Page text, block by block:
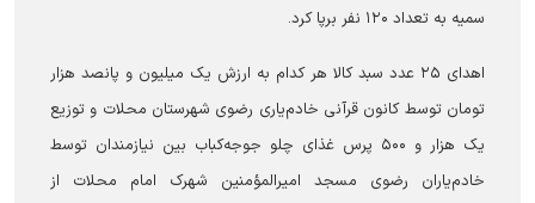
سمیه به تعداد ۱۲۰ نفر برپا کرد.
اهدای ۲۵ عدد سبد کالا هر کدام به ارزش یک میلیون و پانصد هزار
تومان توسط کانون قرآنی خادم‌یاری رضوی شهرستان محلات و توزیع
یک هزار و ۵۰۰ پرس غذای چلو جوجه‌کباب بین نیازمندان توسط
خادم‌یاران رضوی مسجد امیرالمؤمنین شهرک امام محلات از